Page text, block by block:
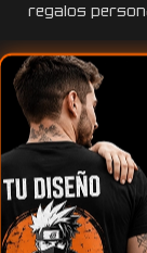
regalos